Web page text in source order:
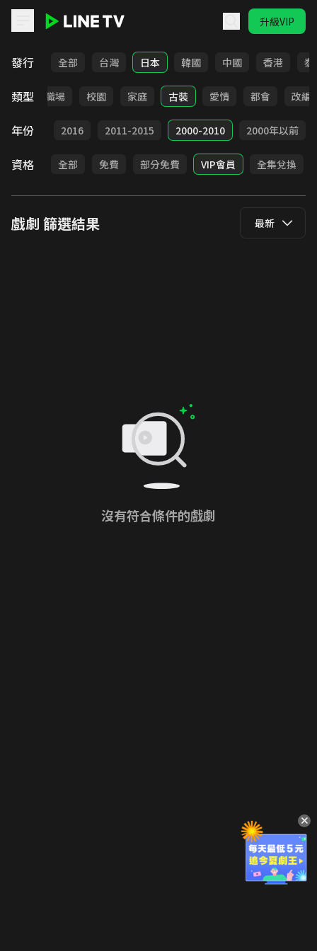
升級VIP
發行 全部 台灣 日本 韓國 中國 香港 泰
類型
全部 職場 校園 家庭 古裝 愛情 都會 改編
年份
2017 2016 2011-2015 2000-2010 2000年以前
資格 全部 免費 部分免費 VIP會員 全集兌換
戲劇 篩選結果 最新
沒有符合條件的戲劇